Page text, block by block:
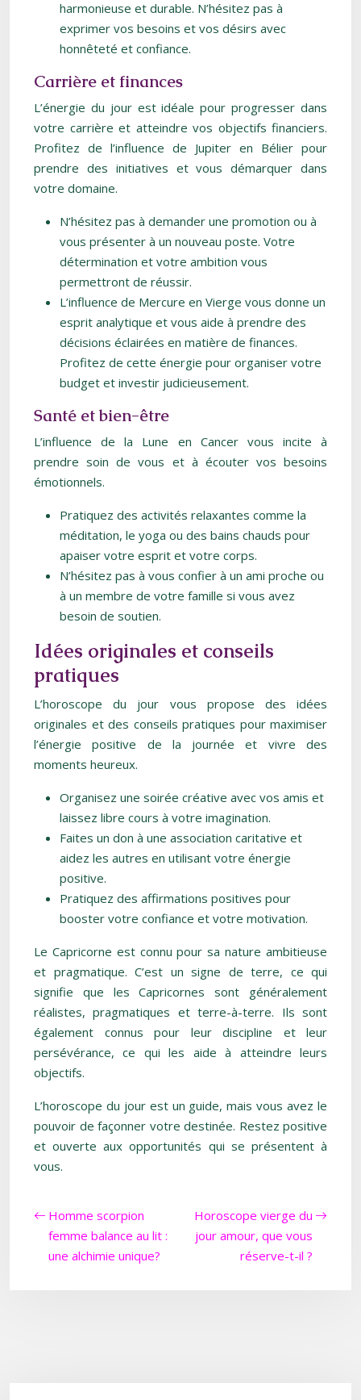
harmonieuse et durable. N’hésitez pas à
exprimer vos besoins et vos désirs avec
honnêteté et confiance.
Carrière et finances
L’énergie du jour est idéale pour progresser dans
votre carrière et atteindre vos objectifs financiers.
Profitez de l’influence de Jupiter en Bélier pour
prendre des initiatives et vous démarquer dans
votre domaine.
N’hésitez pas à demander une promotion ou à
vous présenter à un nouveau poste. Votre
détermination et votre ambition vous
permettront de réussir.
L’influence de Mercure en Vierge vous donne un
esprit analytique et vous aide à prendre des
décisions éclairées en matière de finances.
Profitez de cette énergie pour organiser votre
budget et investir judicieusement.
Santé et bien-être
L’influence de la Lune en Cancer vous incite à
prendre soin de vous et à écouter vos besoins
émotionnels.
Pratiquez des activités relaxantes comme la
méditation, le yoga ou des bains chauds pour
apaiser votre esprit et votre corps.
N’hésitez pas à vous confier à un ami proche ou
à un membre de votre famille si vous avez
besoin de soutien.
Idées originales et conseils
pratiques
L’horoscope du jour vous propose des idées
originales et des conseils pratiques pour maximiser
l’énergie positive de la journée et vivre des
moments heureux.
Organisez une soirée créative avec vos amis et
laissez libre cours à votre imagination.
Faites un don à une association caritative et
aidez les autres en utilisant votre énergie
positive.
Pratiquez des affirmations positives pour
booster votre confiance et votre motivation.
Le Capricorne est connu pour sa nature ambitieuse
et pragmatique. C’est un signe de terre, ce qui
signifie que les Capricornes sont généralement
réalistes, pragmatiques et terre-à-terre. Ils sont
également connus pour leur discipline et leur
persévérance, ce qui les aide à atteindre leurs
objectifs.
L’horoscope du jour est un guide, mais vous avez le
pouvoir de façonner votre destinée. Restez positive
et ouverte aux opportunités qui se présentent à
vous.
Homme scorpion
femme balance au lit :
une alchimie unique?
Horoscope vierge du
jour amour, que vous
réserve-t-il ?